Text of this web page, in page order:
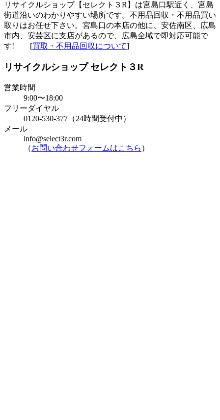
リサイクルショップ【セレクト３R】は宮島口駅近く、宮島
街道沿いのわかりやすい場所です。不用品回収・不用品買い
取りはお任せ下さい。宮島口の本店の他に、安佐南区、広島
市内、安芸区に支店があるので、広島全域で即対応可能で
す! [買取・不用品回収について]
リサイクルショップ セレクト３R
営業時間
9:00〜18:00
フリーダイヤル
0120-530-377（24時間受付中）
メール
info@select3r.com
（お問い合わせフォームはこちら ）